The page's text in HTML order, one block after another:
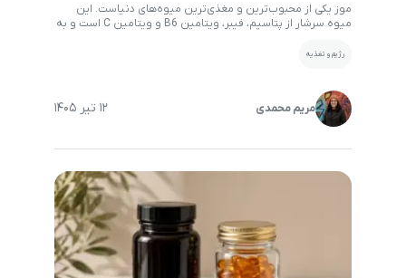
موز یکی از محبوب‌ترین و مغذی‌ترین میوه‌های دنیاست. این
میوه سرشار از پتاسیم، فیبر، ویتامین B6 و ویتامین C است و به
مصرف می‌کنند. با این حال، همان‌طور که مصرف کم برخی مواد
رژیم و تغذیه
مریم محمدی 12 تیر 1405